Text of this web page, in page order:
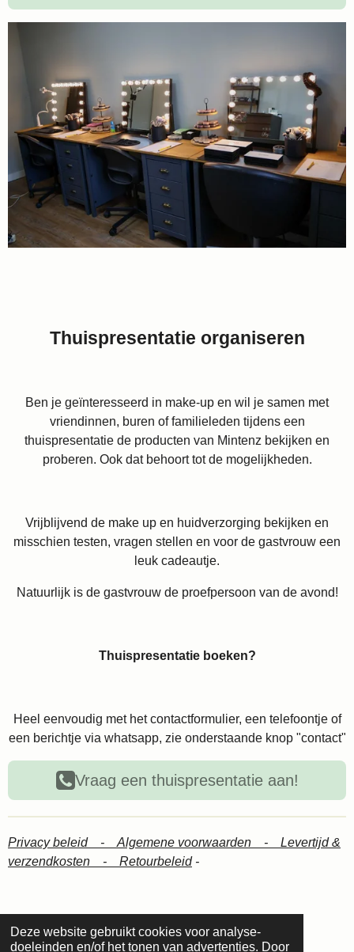
Deze website gebruikt cookies voor analyse-
doeleinden en/of het tonen van advertenties. Door
Thuispresentatie organiseren
Ben je geïnteresseerd in make-up en wil je samen met
vriendinnen, buren of familieleden tijdens een
thuispresentatie de producten van Mintenz bekijken en
proberen. Ook dat behoort tot de mogelijkheden.
Vrijblijvend de make up en huidverzorging bekijken en
misschien testen, vragen stellen en voor de gastvrouw een
leuk cadeautje.
Natuurlijk is de gastvrouw de proefpersoon van de avond!
Thuispresentatie boeken?
Heel eenvoudig met het contactformulier, een telefoontje of
een berichtje via whatsapp, zie onderstaande knop "contact"
Vraag een thuispresentatie aan!
Privacy beleid - Algemene voorwaarden - Levertijd &
verzendkosten - Retourbeleid-
© 2024 Lotus mineral visagie